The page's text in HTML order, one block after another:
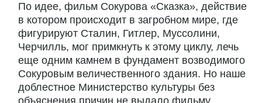
По идее, фильм Сокурова «Сказка», действие
в котором происходит в загробном мире, где
фигурируют Сталин, Гитлер, Муссолини,
Черчилль, мог примкнуть к этому циклу, лечь
еще одним камнем в фундамент возводимого
Сокуровым величественного здания. Но наше
доблестное Министерство культуры без